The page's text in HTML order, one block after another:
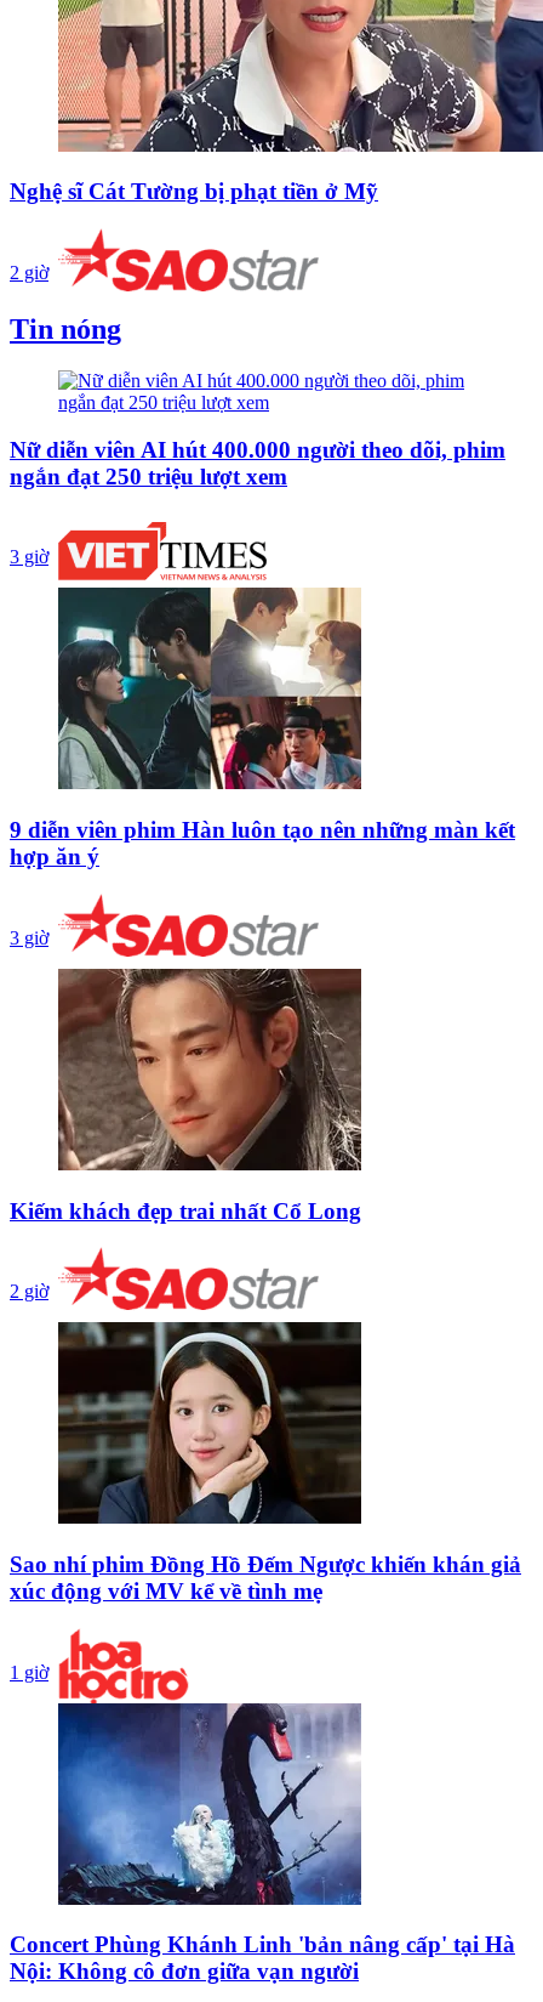
Nghệ sĩ Cát Tường bị phạt tiền ở Mỹ
2 giờ
Tin nóng
Nữ diễn viên AI hút 400.000 người theo dõi, phim
ngắn đạt 250 triệu lượt xem
3 giờ
9 diễn viên phim Hàn luôn tạo nên những màn kết
hợp ăn ý
3 giờ
Kiếm khách đẹp trai nhất Cổ Long
2 giờ
Sao nhí phim Đồng Hồ Đếm Ngược khiến khán giả
xúc động với MV kể về tình mẹ
1 giờ
Concert Phùng Khánh Linh 'bản nâng cấp' tại Hà
Nội: Không cô đơn giữa vạn người